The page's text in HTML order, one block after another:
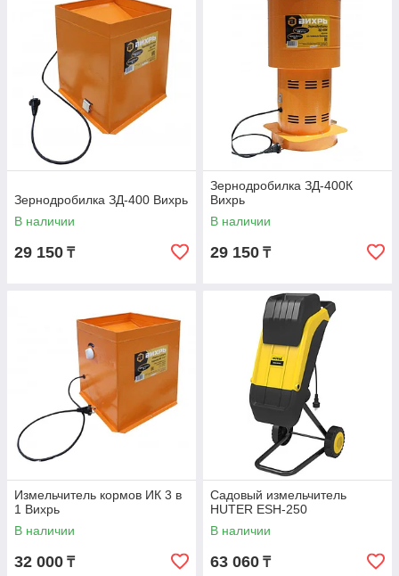
Зернодробилка ЗД-400 Вихрь
В наличии
29 150 ₸
Зернодробилка ЗД-400К
Вихрь
В наличии
29 150 ₸
Измельчитель кормов ИК 3 в
1 Вихрь
В наличии
32 000 ₸
Садовый измельчитель
HUTER ESH-250
В наличии
63 060 ₸